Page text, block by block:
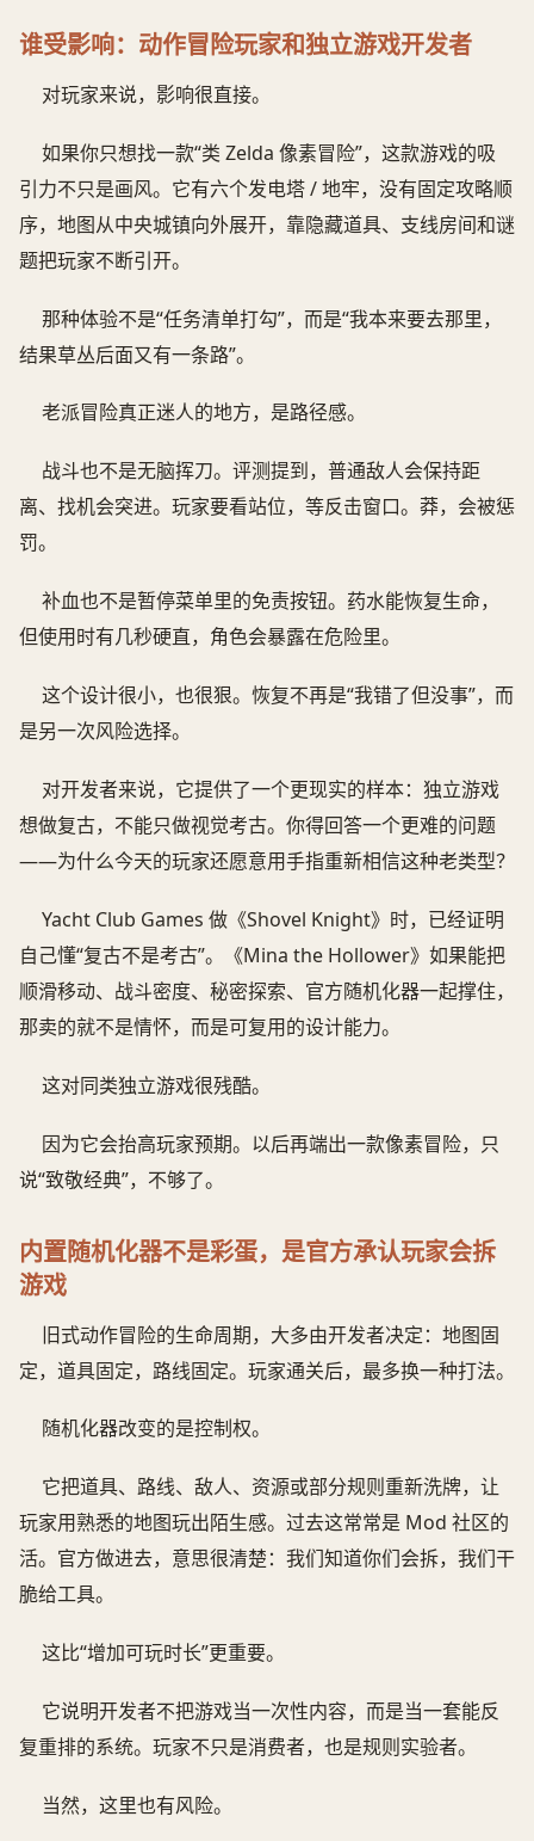
谁受影响：动作冒险玩家和独立游戏开发者
对玩家来说，影响很直接。
如果你只想找一款“类 Zelda 像素冒险”，这款游戏的吸
引力不只是画风。它有六个发电塔 / 地牢，没有固定攻略顺
序，地图从中央城镇向外展开，靠隐藏道具、支线房间和谜
题把玩家不断引开。
那种体验不是“任务清单打勾”，而是“我本来要去那里，
结果草丛后面又有一条路”。
老派冒险真正迷人的地方，是路径感。
战斗也不是无脑挥刀。评测提到，普通敌人会保持距
离、找机会突进。玩家要看站位，等反击窗口。莽，会被惩
罚。
补血也不是暂停菜单里的免责按钮。药水能恢复生命，
但使用时有几秒硬直，角色会暴露在危险里。
这个设计很小，也很狠。恢复不再是“我错了但没事”，而
是另一次风险选择。
对开发者来说，它提供了一个更现实的样本：独立游戏
想做复古，不能只做视觉考古。你得回答一个更难的问题
——为什么今天的玩家还愿意用手指重新相信这种老类型？
Yacht Club Games 做《Shovel Knight》时，已经证明
自己懂“复古不是考古”。《Mina the Hollower》如果能把
顺滑移动、战斗密度、秘密探索、官方随机化器一起撑住，
那卖的就不是情怀，而是可复用的设计能力。
这对同类独立游戏很残酷。
因为它会抬高玩家预期。以后再端出一款像素冒险，只
说“致敬经典”，不够了。
内置随机化器不是彩蛋，是官方承认玩家会拆
游戏
旧式动作冒险的生命周期，大多由开发者决定：地图固
定，道具固定，路线固定。玩家通关后，最多换一种打法。
随机化器改变的是控制权。
它把道具、路线、敌人、资源或部分规则重新洗牌，让
玩家用熟悉的地图玩出陌生感。过去这常常是 Mod 社区的
活。官方做进去，意思很清楚：我们知道你们会拆，我们干
脆给工具。
这比“增加可玩时长”更重要。
它说明开发者不把游戏当一次性内容，而是当一套能反
复重排的系统。玩家不只是消费者，也是规则实验者。
当然，这里也有风险。